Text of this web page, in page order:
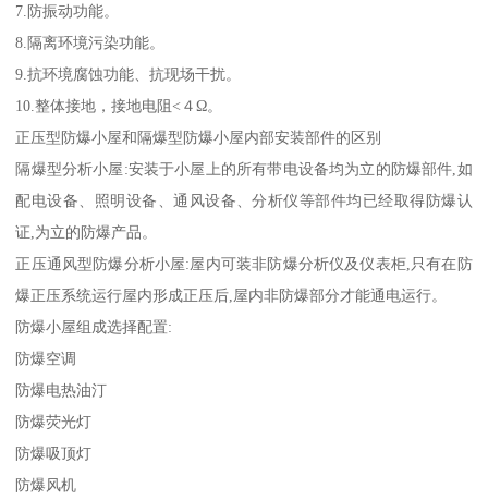
7.防振动功能。
8.隔离环境污染功能。
9.抗环境腐蚀功能、抗现场干扰。
10.整体接地，接地电阻<４Ω。
正压型防爆小屋和隔爆型防爆小屋内部安装部件的区别
隔爆型分析小屋:安装于小屋上的所有带电设备均为立的防爆部件,如
配电设备、照明设备、通风设备、分析仪等部件均已经取得防爆认
证,为立的防爆产品。
正压通风型防爆分析小屋:屋内可装非防爆分析仪及仪表柜,只有在防
爆正压系统运行屋内形成正压后,屋内非防爆部分才能通电运行。
防爆小屋组成选择配置:
防爆空调
防爆电热油汀
防爆荧光灯
防爆吸顶灯
防爆风机